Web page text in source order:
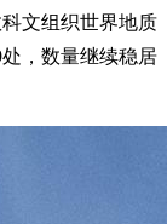
文组织世界地质
，数量继续稳居